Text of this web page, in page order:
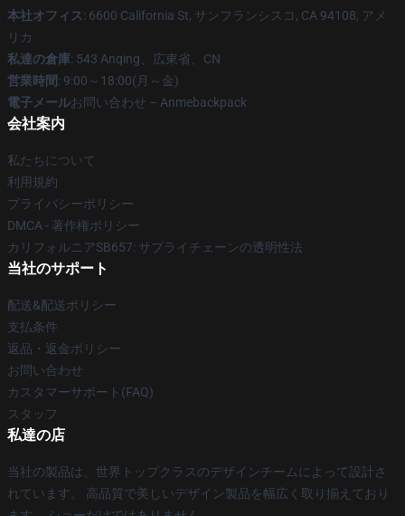
本社オフィス: 6600 California St, サンフランシスコ, CA 94108, アメ
リカ
私達の倉庫: 543 Anqing、広東省、CN
営業時間: 9:00～18:00(月～金)
電子メールお問い合わせ – Anmebackpack
会社案内
私たちについて
利用規約
プライバシーポリシー
DMCA - 著作権ポリシー
カリフォルニアSB657: サプライチェーンの透明性法
当社のサポート
配送&配送ポリシー
支払条件
返品・返金ポリシー
お問い合わせ
カスタマーサポート(FAQ)
スタッフ
私達の店
当社の製品は、世界トップクラスのデザインチームによって設計さ
れています。 高品質で美しいデザイン製品を幅広く取り揃えており